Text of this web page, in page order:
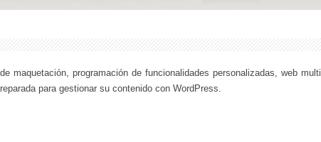
maquetación, programación de funcionalidades personalizadas, web multi
para gestionar su contenido con WordPress.